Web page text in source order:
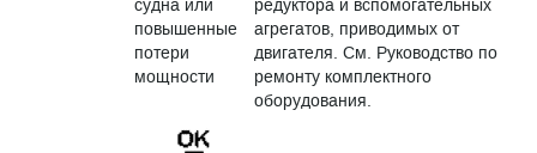
судна или
повышенные
потери
мощности
редуктора и вспомогательных
агрегатов, приводимых от
двигателя. См. Руководство по
ремонту комплектного
оборудования.